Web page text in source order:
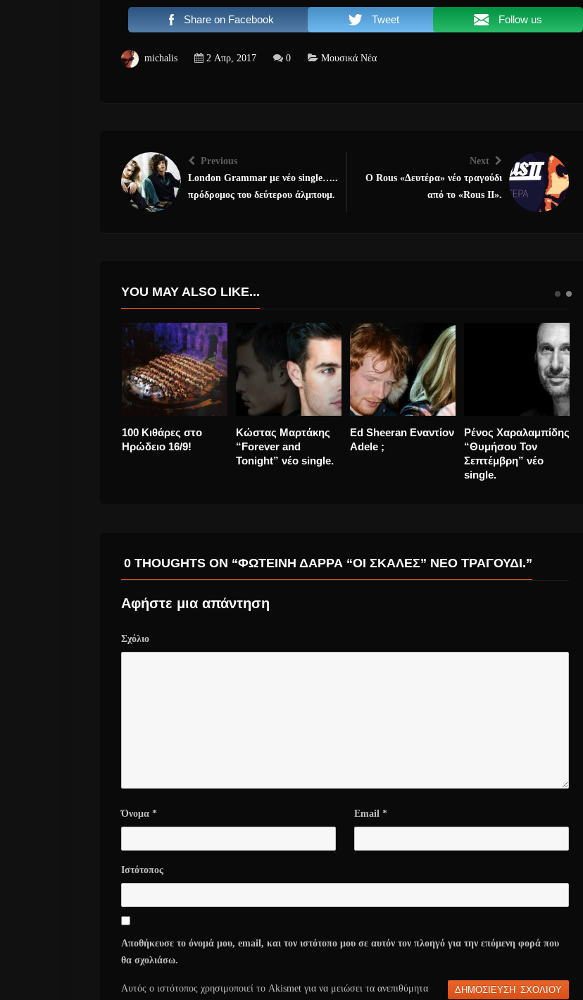
Share on Facebook Tweet Follow us
michalis 2 Απρ, 2017 0 Μουσικά Νέα
Previous
London Grammar με νέο single…..
πρόδρομος του δεύτερου άλμπουμ.
Next
Ο Rous «Δευτέρα» νέο τραγούδι
από το «Rous II».
YOU MAY ALSO LIKE...
Κωστής Μαραβέγιας
αποχαιρετά το
Michael Bublé
“Love” Νέο album
100 Κιθάρες στο
Ηρώδειο 16/9!
Κώστας Μαρτάκης
“Forever and
Tonight” νέο single.
0 THOUGHTS ON “ΦΩΤΕΙΝΉ ΔΆΡΡΑ “ΟΙ ΣΚΆΛΕΣ” ΝΈΟ ΤΡΑΓΟΎΔΙ.”
Αφήστε μια απάντηση
Σχόλιο
Όνομα * Email *
Ιστότοπος
Αποθήκευσε το όνομά μου, email, και τον ιστότοπο μου σε αυτόν τον πλοηγό για την επόμενη φορά που
θα σχολιάσω.
Αυτός ο ιστότοπος χρησιμοποιεί το Akismet για να μειώσει τα ανεπιθύμητα